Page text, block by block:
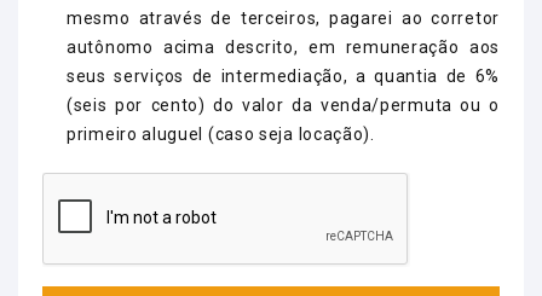
mesmo através de terceiros, pagarei ao corretor
autônomo acima descrito, em remuneração aos
seus serviços de intermediação, a quantia de 6%
(seis por cento) do valor da venda/permuta ou o
primeiro aluguel (caso seja locação).